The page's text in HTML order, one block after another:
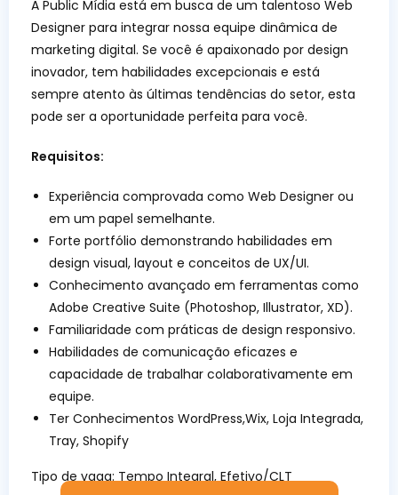
A Public Mídia está em busca de um talentoso Web
Designer para integrar nossa equipe dinâmica de
marketing digital. Se você é apaixonado por design
inovador, tem habilidades excepcionais e está
sempre atento às últimas tendências do setor, esta
pode ser a oportunidade perfeita para você.
Requisitos:
Experiência comprovada como Web Designer ou
em um papel semelhante.
Forte portfólio demonstrando habilidades em
design visual, layout e conceitos de UX/UI.
Conhecimento avançado em ferramentas como
Adobe Creative Suite (Photoshop, Illustrator, XD).
Familiaridade com práticas de design responsivo.
Habilidades de comunicação eficazes e
capacidade de trabalhar colaborativamente em
equipe.
Ter Conhecimentos WordPress,Wix, Loja Integrada,
Tray, Shopify
Tipo de vaga: Tempo Integral, Efetivo/CLT